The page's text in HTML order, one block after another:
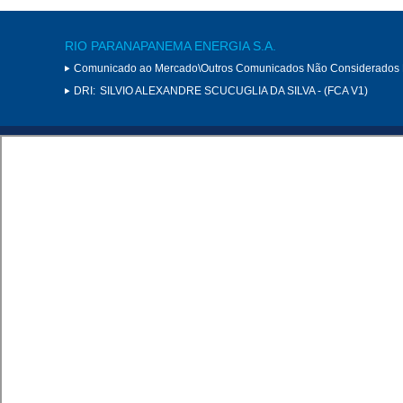
RIO PARANAPANEMA ENERGIA S.A.
Comunicado ao Mercado\Outros Comunicados Não Considerados
DRI: SILVIO ALEXANDRE SCUCUGLIA DA SILVA - (FCA V1)